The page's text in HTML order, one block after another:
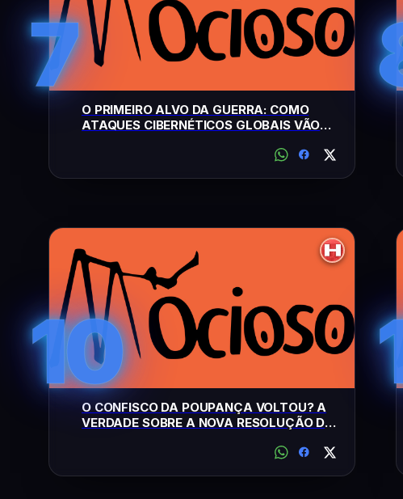
7
O PRIMEIRO ALVO DA GUERRA: COMO
ATAQUES CIBERNÉTICOS GLOBAIS VÃO
10
O CONFISCO DA POUPANÇA VOLTOU? A
VERDADE SOBRE A NOVA RESOLUÇÃO DO